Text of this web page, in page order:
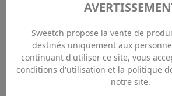
Sweetch propose la vente de
destinés uniquement aux
continuant d'utiliser ce site, vous
conditions d'utilisation et la politique
notre site.